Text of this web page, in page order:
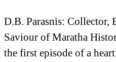
D.B. Parasnis: Collector,
Saviour of Maratha
the first episode of a